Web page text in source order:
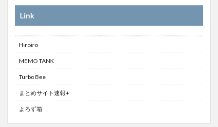
Link
Hiroiro
MEMO TANK
Turbo Bee
まとめサイト速報+
よろず箱